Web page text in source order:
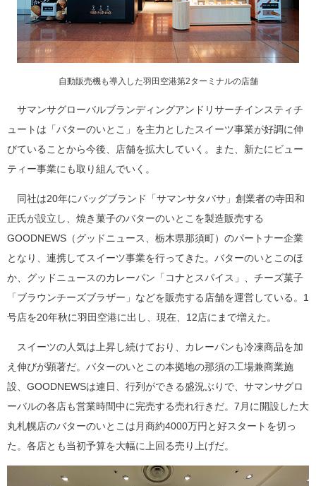
自動販売機も導入した羽田空港第2ターミナルの店舗
サマンサグローバルブランディングアンドリサーチインスティチ
ュートは「バターのいとこ」を主力としたスイーツ事業が好調に伸
びていることから今後、店舗を拡大していく。また、新たにビュー
ティー事業にも取り組んでいく。
同社は20年にバッグブランド「サマンサタバサ」創業者の寺田和
正氏が設立し、焼き菓子のバターのいとこを製造販売する
GOODNEWS（グッドニュース、栃木県那須町）のパートナー企業
となり、連携してスイーツ事業を行ってきた。バターのいとこのほ
か、グッドニュースのカレーパン「コナとスパイス」、チーズ菓子
「ブラウンチーズブラザー」などを販売する店舗を運営している。1
号店を20年秋に羽田空港に出し、現在、12店にまで増えた。
スイーツの人気は上昇し続けており、カレーパンも冷凍商品を加
え伸びが顕著だ。バターのいとこの本拠地の那須の工場兼商業施
設、GOODNEWSは連日、行列ができる盛況ぶりで、サマンサグロ
ーバルの各店も営業時間中に完売する売れ行きだ。7月に開設した大
丸札幌店のバターのいとこは月商約4000万円と好スタートを切っ
た。各店とも当初予算を大幅に上回る売り上げだ。